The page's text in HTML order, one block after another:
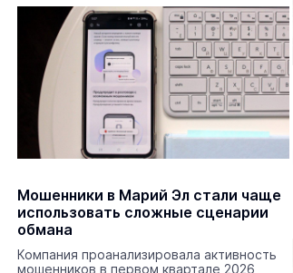
Мошенники в Марий Эл стали чаще
использовать сложные сценарии
обмана
Компания проанализировала активность
мошенников в первом квартале 2026
В Йошкар-Оле в
Кремле
проходит военно-спортивное
многоборье